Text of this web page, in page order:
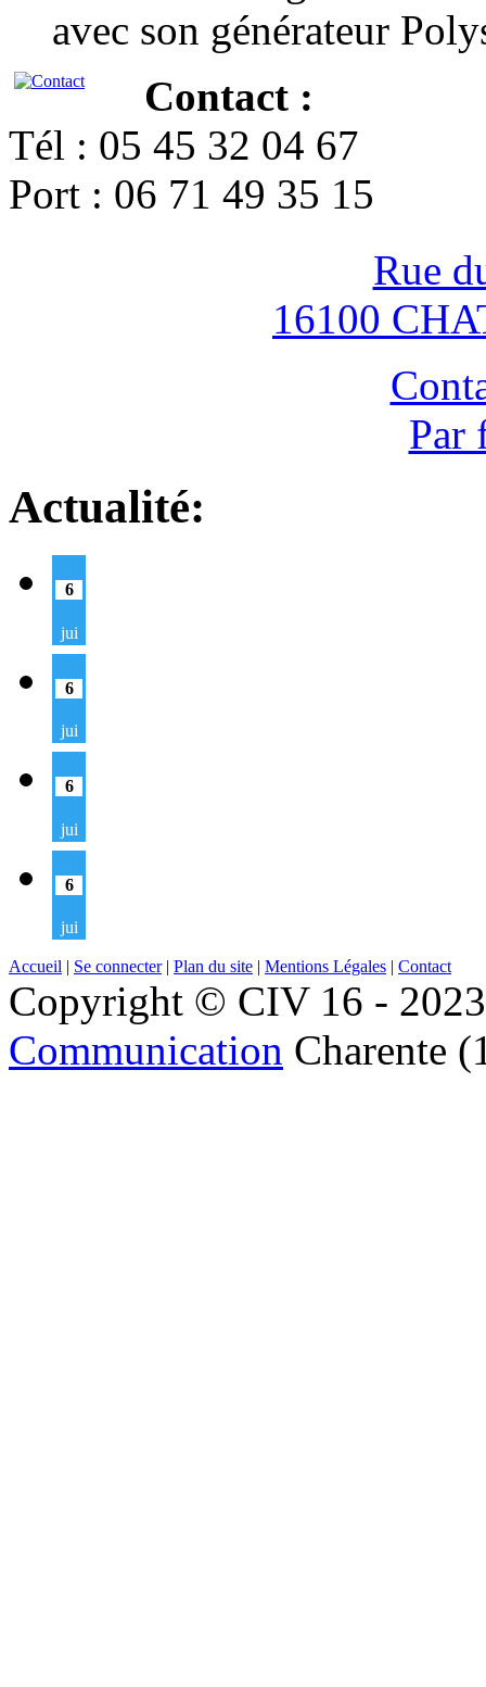
avec son générateur
Contact :
Tél : 05 45 32 04 67
Port : 06 71 49 35 15
Rue
16100
Par
Actualité:
6
jui
6
jui
6
jui
6
jui
Accueil | Se connecter| Plan du site | Mentions Légales | Contact
Copyright © CIV 16 -
Communication Charente